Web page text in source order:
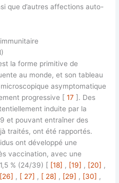
que d’autres affections auto-
la forme primitive de
au monde, et son tableau
asymptomatique
progressive [17 ]. Des
induite par la
et pouvant entraîner des
traités, ont été rapportés.
ont développé une
vaccination, avec une
% (24/39) [ [18] , [19] , [20] ,
[26] , [ 27] , [ 28] , [29] , [30] ,